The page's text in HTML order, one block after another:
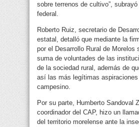
sobre terrenos de cultivo”,
federal.
Roberto Ruiz, secretario de
estatal, detalló que mediante la
por el Desarrollo Rural de Morelos
suma de voluntades de las
de la sociedad rural, además de
así las más legítimas
campesino.
Por su parte, Humberto Sandoval
coordinador del CAP, hizo un
del territorio morelense ante la